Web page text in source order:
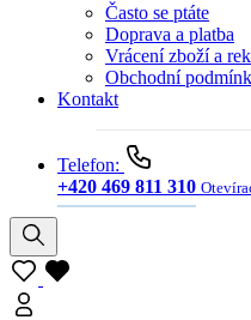
Často se ptáte
Doprava a platba
Vrácení zboží a
Obchodní
Kontakt
Telefon:
+420 469 811 310